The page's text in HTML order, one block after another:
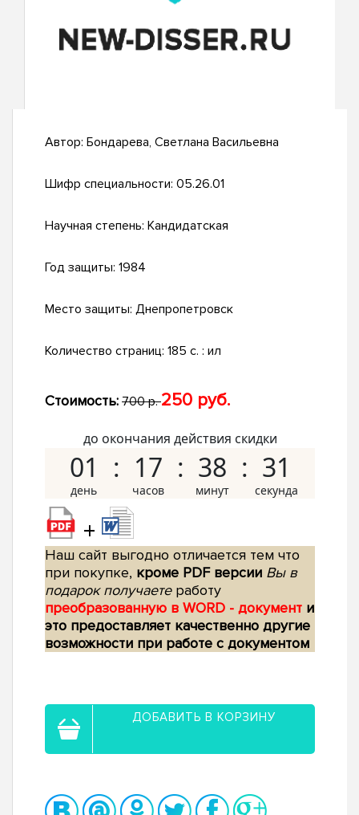
Автор: Бондарева, Светлана Васильевна
Шифр специальности: 05.26.01
Научная степень: Кандидатская
Год защиты: 1984
Место защиты: Днепропетровск
Количество страниц: 185 c. : ил
Стоимость: 700 р.250 руб.
до окончания действия скидки
01 17 38 30
+
Наш сайт выгодно отличается тем что
при покупке, кроме PDF версии Вы в
подарок получаетеработу
преобразованную в WORD - документ и
это предоставляет качественно другие
возможности при работе с документом
ДОБАВИТЬ В КОРЗИНУ